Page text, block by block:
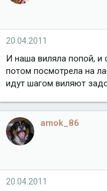
20.04.2011
И наша виляла попой, и
потом посмотрела на
идут шагом виляют
amok_86
20.04.2011